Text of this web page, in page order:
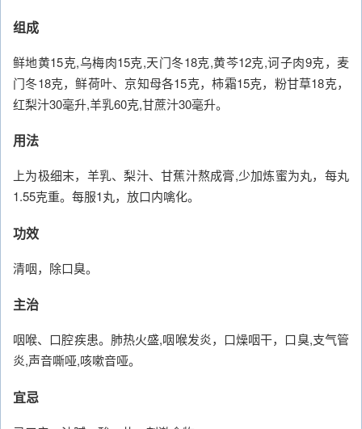
组成
鲜地黄15克,乌梅肉15克,天门冬18克,黄芩12克,诃子肉9克，麦
门冬18克，鲜荷叶、京知母各15克，柿霜15克，粉甘草18克，
红梨汁30毫升,羊乳60克,甘蔗汁30毫升。
用法
上为极细末，羊乳、梨汁、甘蕉汁熬成膏,少加炼蜜为丸，每丸
1.55克重。每服1丸，放口内噙化。
功效
清咽，除口臭。
主治
咽喉、口腔疾患。肺热火盛,咽喉发炎，口燥咽干，口臭,支气管
炎,声音嘶哑,咳嗽音哑。
宜忌